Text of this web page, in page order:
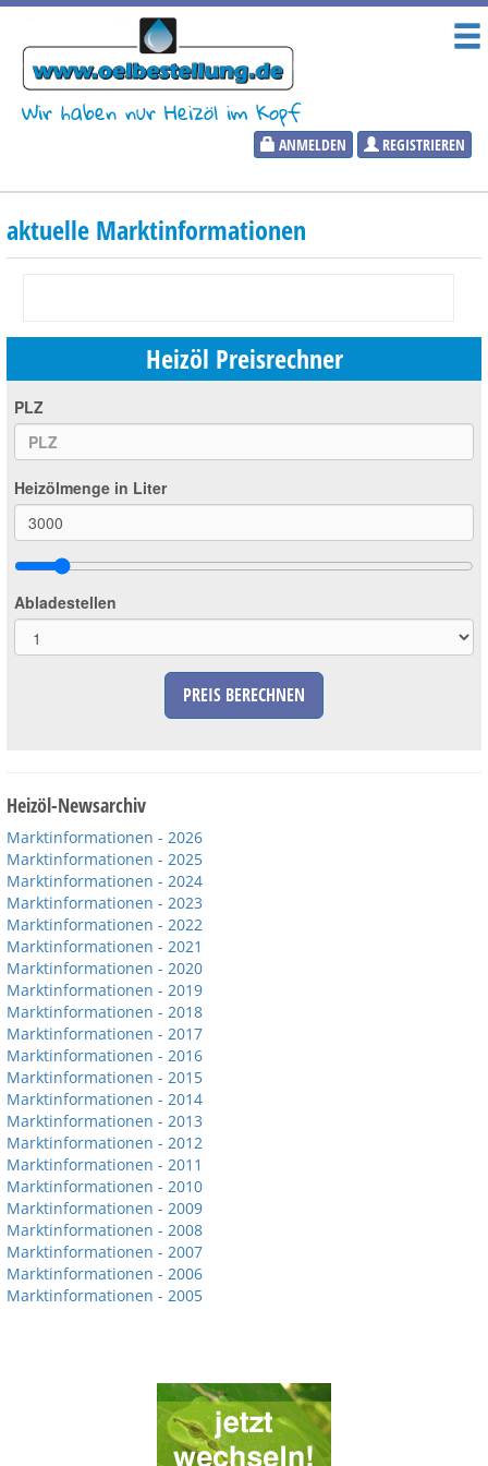
Wir haben nur Heizöl im Kopf
ANMELDEN REGISTRIEREN
Heizölpreise
Aktueller Heizölpreis
Marktinformationen
Wunschpreis Benachrichtigung
Großbestellungen
Service
aktuelle Marktinformationen
Heizöl Preisrechner
PLZ
Heizölmenge in Liter
Abladestellen
PREIS BERECHNEN
Heizöl-Newsarchiv
Marktinformationen - 2026
Marktinformationen - 2025
Marktinformationen - 2024
Marktinformationen - 2023
Marktinformationen - 2022
Marktinformationen - 2021
Marktinformationen - 2020
Marktinformationen - 2019
Marktinformationen - 2018
Marktinformationen - 2017
Marktinformationen - 2016
Marktinformationen - 2015
Marktinformationen - 2014
Marktinformationen - 2013
Marktinformationen - 2012
Marktinformationen - 2011
Marktinformationen - 2010
Marktinformationen - 2009
Marktinformationen - 2008
Marktinformationen - 2007
Marktinformationen - 2006
Marktinformationen - 2005